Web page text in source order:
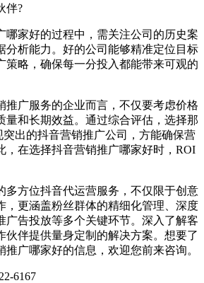
伴?
家好的过程中，需关注公司的历史案
分析能力。好的公司能够精准定位目标
策略，确保每一分投入都能带来可观的
广服务的企业而言，不仅要考虑价格
量和长期效益。通过综合评估，选择那
出的抖音营销推广公司，方能确保营
，在选择抖音营销推广哪家好时，ROI
方位抖音代运营服务，不仅限于创意
，更涵盖粉丝群体的精细化管理、深度
广告投放等多个关键环节。深入了解客
伙伴提供量身定制的解决方案。想要了
广哪家好的信息，欢迎您前来咨询。
6167